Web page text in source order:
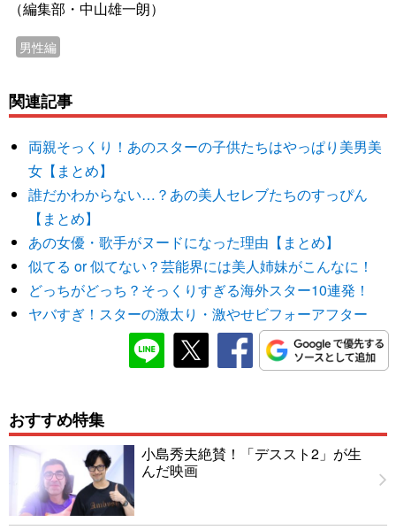
（編集部・中山雄一朗）
男性編
関連記事
両親そっくり！あのスターの子供たちはやっぱり美男美
女【まとめ】
誰だかわからない…？あの美人セレブたちのすっぴん
【まとめ】
あの女優・歌手がヌードになった理由【まとめ】
似てる or 似てない？芸能界には美人姉妹がこんなに！
どっちがどっち？そっくりすぎる海外スター10連発！
ヤバすぎ！スターの激太り・激やせビフォーアフター
おすすめ特集
小島秀夫絶賛！「デススト2」が生
んだ映画